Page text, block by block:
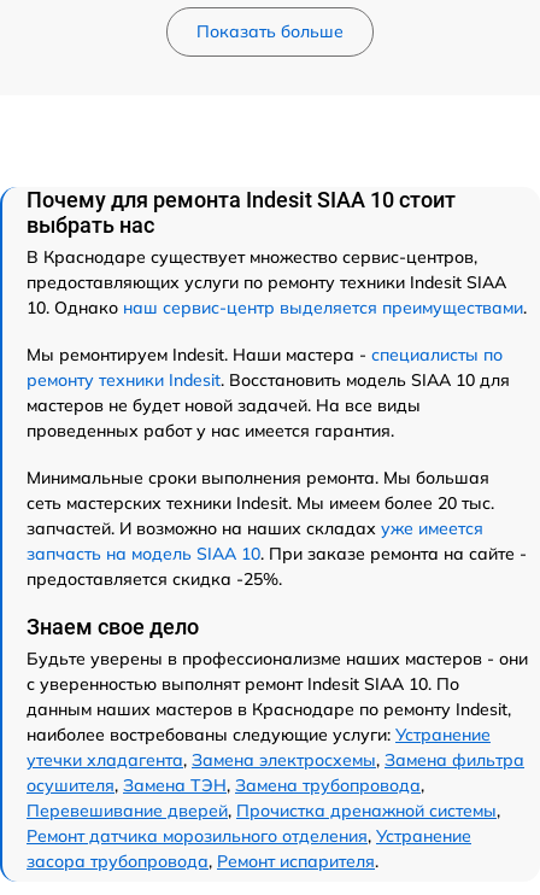
Показать больше
Почему для ремонта Indesit SIAA 10 стоит
выбрать нас
В Краснодаре существует множество сервис-центров,
предоставляющих услуги по ремонту техники Indesit SIAA
10. Однако наш сервис-центр выделяется преимуществами.
Мы ремонтируем Indesit. Наши мастера - специалисты по
ремонту техники Indesit. Восстановить модель SIAA 10 для
мастеров не будет новой задачей. На все виды
проведенных работ у нас имеется гарантия.
Минимальные сроки выполнения ремонта. Мы большая
сеть мастерских техники Indesit. Мы имеем более 20 тыс.
запчастей. И возможно на наших складах уже имеется
запчасть на модель SIAA 10. При заказе ремонта на сайте -
предоставляется скидка -25%.
Знаем свое дело
Будьте уверены в профессионализме наших мастеров - они
с уверенностью выполнят ремонт Indesit SIAA 10. По
данным наших мастеров в Краснодаре по ремонту Indesit,
наиболее востребованы следующие услуги: Устранение
утечки хладагента, Замена электросхемы, Замена фильтра
осушителя, Замена ТЭН, Замена трубопровода,
Перевешивание дверей, Прочистка дренажной системы,
Ремонт датчика морозильного отделения, Устранение
засора трубопровода, Ремонт испарителя.